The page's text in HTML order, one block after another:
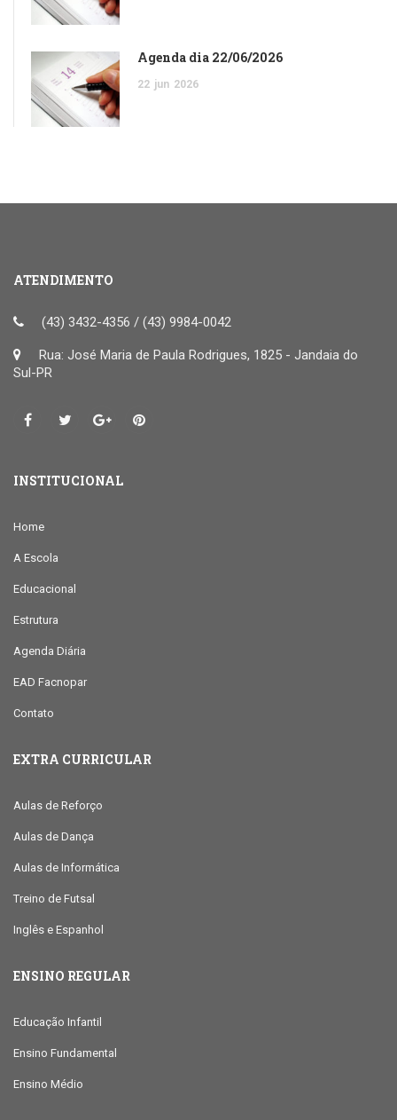
Agenda dia 22/06/2026
22 jun 2026
ATENDIMENTO
(43) 3432-4356 / (43) 9984-0042
Rua: José Maria de Paula Rodrigues, 1825 - Jandaia do
Sul-PR
INSTITUCIONAL
Home
A Escola
Educacional
Estrutura
Agenda Diária
EAD Facnopar
Contato
EXTRA CURRICULAR
Aulas de Reforço
Aulas de Dança
Aulas de Informática
Treino de Futsal
Inglês e Espanhol
ENSINO REGULAR
Educação Infantil
Ensino Fundamental
Ensino Médio